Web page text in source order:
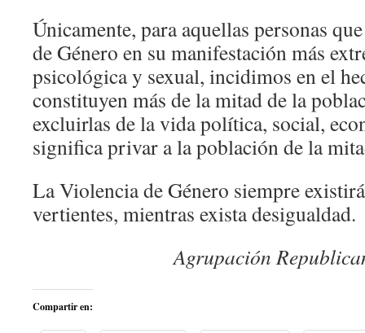
Únicamente, para aquellas personas
de Género en su manifestación más
psicológica y sexual, incidimos en el
constituyen más de la mitad de la
excluirlas de la vida política, social,
significa privar a la población de la
La Violencia de Género siempre
vertientes, mientras exista desigualdad.
Agrupación
Compartir en: